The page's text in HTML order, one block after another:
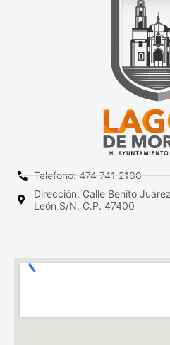
Telefono: 474 741 2100
Dirección: Calle Benito
León S/N, C.P. 47400